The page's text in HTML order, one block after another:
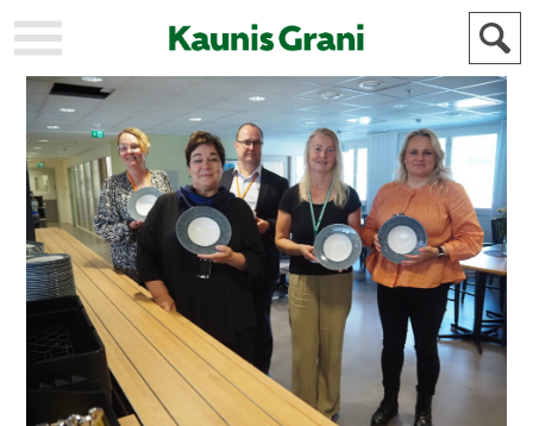
KAUPUNKI
STADEN
AJANKOHTAISTA
AKTUELLT
URHEILU
IDROTT
KULTTUURI
KULTUR
HISTORIA
HISTORIA
YLEINEN
ALLMÄN
MAINOSTAJILLE
ANNONSÖRER